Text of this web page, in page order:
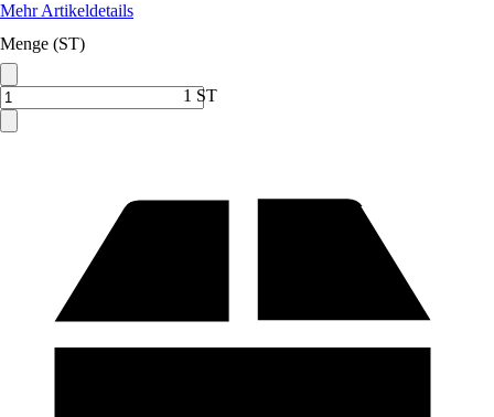
Mehr Artikeldetails
Menge (ST)
1 ST